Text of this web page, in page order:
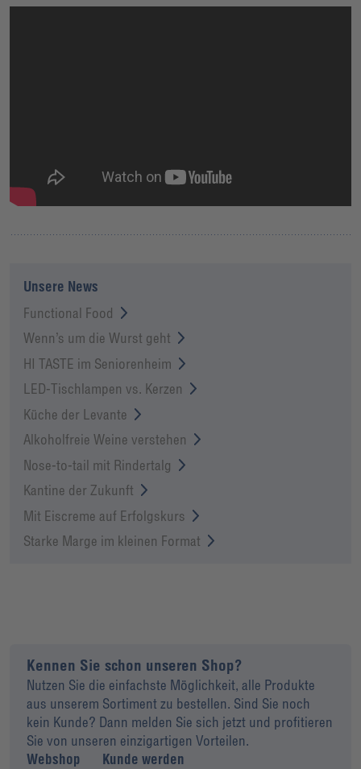
Unsere News
Functional Food
Wenn’s um die Wurst geht
HI TASTE im Seniorenheim
LED-Tischlampen vs. Kerzen
Küche der Levante
Alkoholfreie Weine verstehen
Nose-to-tail mit Rindertalg
Kantine der Zukunft
Mit Eiscreme auf Erfolgskurs
Starke Marge im kleinen Format
Kennen Sie schon unseren Shop?
Nutzen Sie die einfachste Möglichkeit, alle Produkte
aus unserem Sortiment zu bestellen. Sind Sie noch
kein Kunde? Dann melden Sie sich jetzt und profitieren
Sie von unseren einzigartigen Vorteilen.
Webshop
Kunde werden